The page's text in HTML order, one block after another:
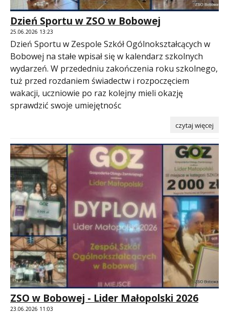
Dzień Sportu w ZSO w Bobowej
25.06.2026 13:23
Dzień Sportu w Zespole Szkół Ogólnokształcących w
Bobowej na stałe wpisał się w kalendarz szkolnych
wydarzeń. W przededniu zakończenia roku szkolnego,
tuż przed rozdaniem świadectw i rozpoczęciem
wakacji, uczniowie po raz kolejny mieli okazję
sprawdzić swoje umiejętnośc
czytaj więcej
ZSO w Bobowej - Lider Małopolski 2026
23.06.2026 11:03